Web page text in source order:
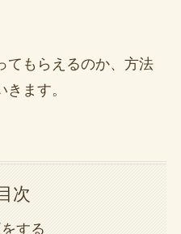
てもらえるのか、方法
ます。
次
する